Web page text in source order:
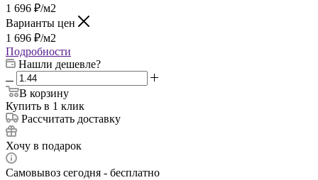
1 696 ₽/м2
Варианты цен
1 696 ₽/м2
Подробности
Нашли дешевле?
В корзину
Купить в 1 клик
Рассчитать доставку
Хочу в подарок
Самовывоз сегодня - бесплатно